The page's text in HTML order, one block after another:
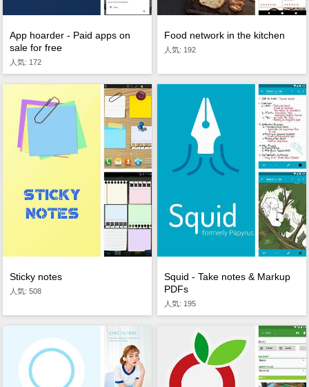
App hoarder - Paid apps on
sale for free
人気: 172
Food network in the kitchen
人気: 192
Sticky notes
人気: 508
Squid - Take notes & Markup
PDFs
人気: 195